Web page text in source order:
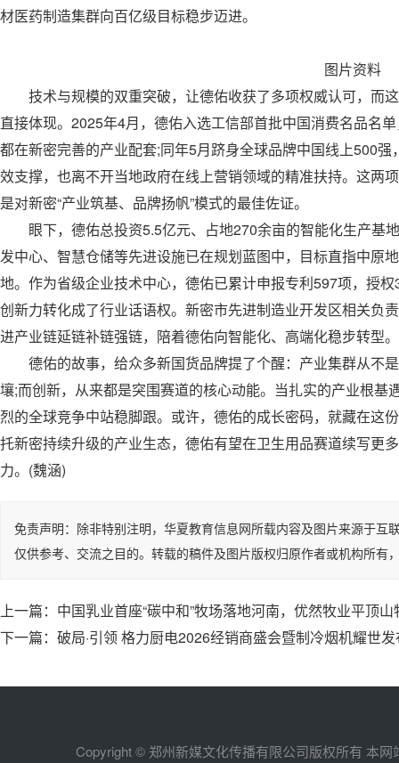
材医药制造集群向百亿级目标稳步迈进。
图片资料
技术与规模的双重突破，让德佑收获了多项权威认可，而
直接体现。2025年4月，德佑入选工信部首批中国消费名品名
都在新密完善的产业配套;同年5月跻身全球品牌中国线上500
效支撑，也离不开当地政府在线上营销领域的精准扶持。这两
是对新密“产业筑基、品牌扬帆”模式的最佳佐证。
眼下，德佑总投资5.5亿元、占地270余亩的智能化生产基
发中心、智慧仓储等先进设施已在规划蓝图中，目标直指中原
地。作为省级企业技术中心，德佑已累计申报专利597项，授
创新力转化成了行业话语权。新密市先进制造业开发区相关负
进产业链延链补链强链，陪着德佑向智能化、高端化稳步转型。
德佑的故事，给众多新国货品牌提了个醒：产业集群从不
壤;而创新，从来都是突围赛道的核心动能。当扎实的产业根基
烈的全球竞争中站稳脚跟。或许，德佑的成长密码，就藏在这
托新密持续升级的产业生态，德佑有望在卫生用品赛道续写更
力。(魏涵)
免责声明：除非特别注明，华夏教育信息网所载内容及图片来源于互
仅供参考、交流之目的。转载的稿件及图片版权归原作者或机构所有
上一篇： 中国乳业首座“碳中和”牧场落地河南，优然牧业平顶
下一篇： 破局·引领 格力厨电2026经销商盛会暨制冷烟机耀世
Copyright © 郑州新媒文化传播有限公司版权所有 本